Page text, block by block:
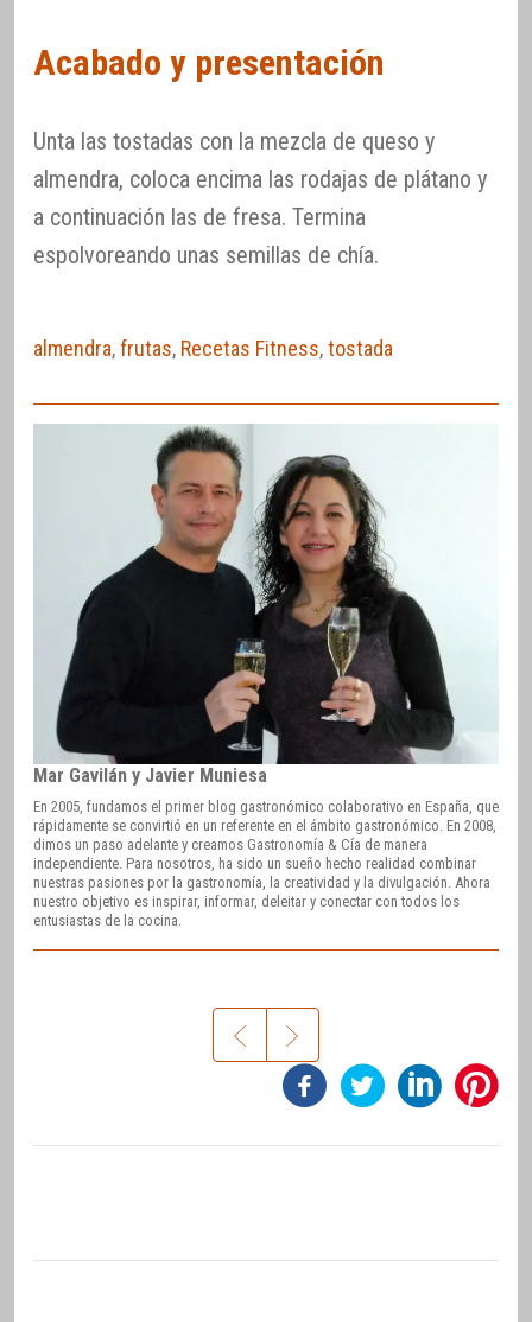
Acabado y presentación
Unta las tostadas con la mezcla de queso y
almendra, coloca encima las rodajas de plátano y
a continuación las de fresa. Termina
espolvoreando unas semillas de chía.
almendra,frutas, Recetas Fitness,tostada
Mar Gavilán y Javier Muniesa
En 2005, fundamos el primer blog gastronómico colaborativo en España, que
rápidamente se convirtió en un referente en el ámbito gastronómico. En 2008,
dimos un paso adelante y creamos Gastronomía & Cía de manera
independiente. Para nosotros, ha sido un sueño hecho realidad combinar
nuestras pasiones por la gastronomía, la creatividad y la divulgación. Ahora
nuestro objetivo es inspirar, informar, deleitar y conectar con todos los
entusiastas de la cocina.